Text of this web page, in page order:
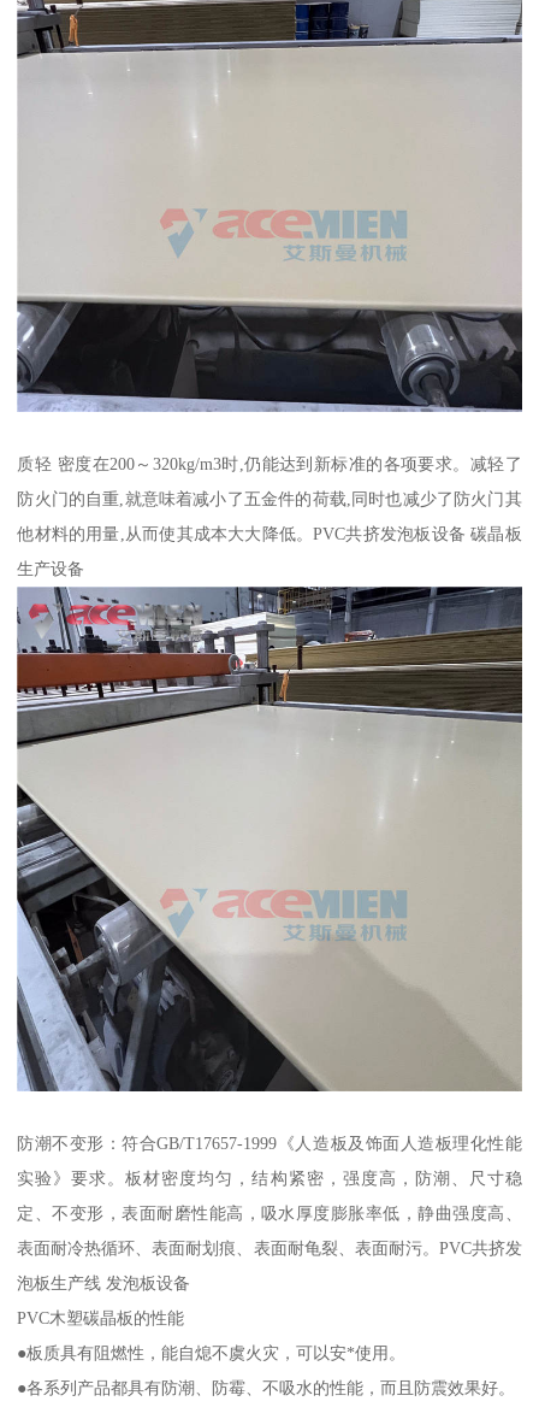
质轻 密度在200～320kg/m3时,仍能达到新标准的各项要求。减轻了
防火门的自重,就意味着减小了五金件的荷载,同时也减少了防火门其
他材料的用量,从而使其成本大大降低。PVC共挤发泡板设备 碳晶板
生产设备
防潮不变形：符合GB/T17657-1999《人造板及饰面人造板理化性能
实验》要求。板材密度均匀，结构紧密，强度高，防潮、尺寸稳
定、不变形，表面耐磨性能高，吸水厚度膨胀率低，静曲强度高、
表面耐冷热循环、表面耐划痕、表面耐龟裂、表面耐污。PVC共挤发
泡板生产线 发泡板设备
PVC木塑碳晶板的性能
●板质具有阻燃性，能自熄不虞火灾，可以安*使用。
●各系列产品都具有防潮、防霉、不吸水的性能，而且防震效果好。